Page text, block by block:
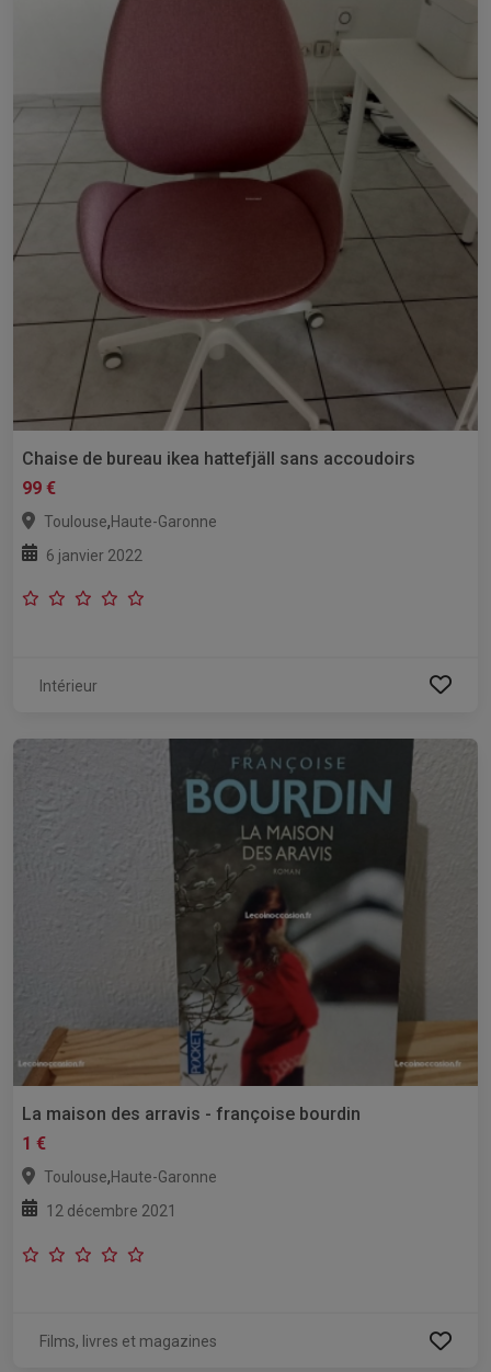
Chaise de bureau ikea hattefjäll sans accoudoirs
99 €
Toulouse,Haute-Garonne
6 janvier 2022
Intérieur
La maison des arravis - françoise bourdin
1 €
Toulouse,Haute-Garonne
12 décembre 2021
Films, livres et magazines